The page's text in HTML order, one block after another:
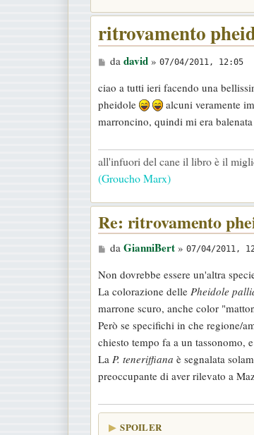
ritrovamento
M
s
s
a
g
i
da david» 07/04/2011, 12:05
ciao a tutti ieri facendo una
pheidole
alcuni veramente
marroncino, quindi mi era
all'infuori del cane il libro è il
(Groucho Marx)
Re: ritrovamento
M
s
s
a
g
g
i
o
da GianniBert» 07/04/2011,
Non dovrebbe essere un'altra
La colorazione delle Pheidole
marrone scuro, anche color
Però se specifichi in che regione/
chiesto tempo fa a un tassonomo,
La P. teneriffiana è segnalata
preoccupante di aver rilevato a
SPOILER